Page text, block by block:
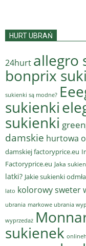
HURT UBRAŃ
24hurt allegro
bonprix
sukienki są modne?
sukienki
sukienki
damskie hurtowa
damskiej factoryprice.eu
Factoryprice.eu Jaka
latki? Jakie sukienki
lato kolorowy sweter
ubrania markowe ubrania
wyprzedaż
sukienek